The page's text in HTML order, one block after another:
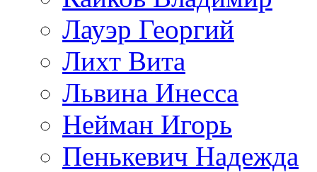
Лауэр Георгий
Лихт Вита
Львина Инесса
Нейман Игорь
Пенькевич Надежда